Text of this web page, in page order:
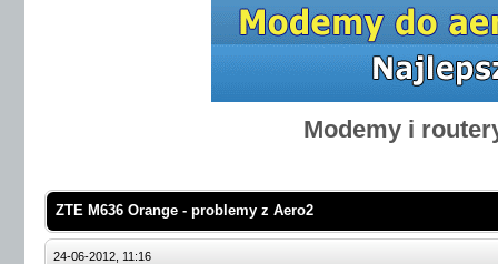
Modemy i
ZTE M636 Orange - problemy z Aero2
24-06-2012, 11:16